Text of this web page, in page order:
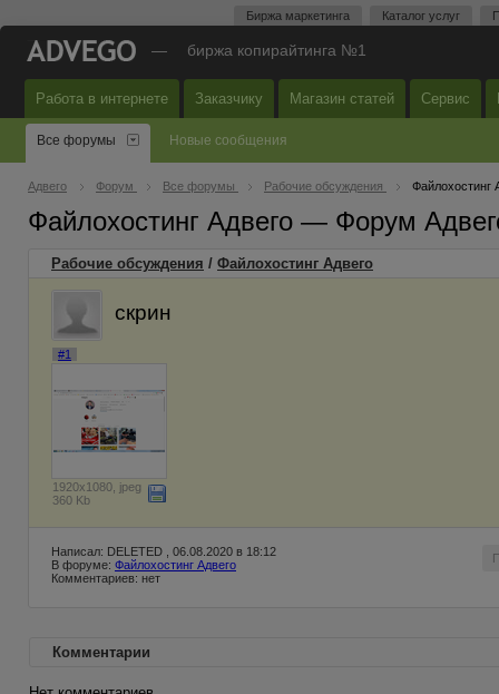
Биржа маркетинга Каталог услуг
— биржа копирайтинга №1
Работа в интернете Заказчику Магазин статей Сервис
Все форумы Новые сообщения
Адвего Форум Все форумы Рабочие обсуждения Файлохостинг
Файлохостинг Адвего — Форум
Рабочие обсуждения / Файлохостинг Адвего
скрин
#1
1920x1080, jpeg
360 Kb
Написал: DELETED , 06.08.2020 в 18:12
В форуме: Файлохостинг Адвего
Комментариев: нет
Комментарии